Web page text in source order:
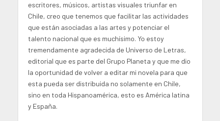
escritores, músicos, artistas visuales triunfar en
Chile, creo que tenemos que facilitar las actividades
que están asociadas a las artes y potenciar el
talento nacional que es muchísimo. Yo estoy
tremendamente agradecida de Universo de Letras,
editorial que es parte del Grupo Planeta y que me dio
la oportunidad de volver a editar mi novela para que
esta pueda ser distribuida no solamente en Chile,
sino en toda Hispanoamérica, esto es América latina
y España.